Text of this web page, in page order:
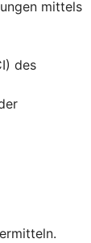
mittels
des